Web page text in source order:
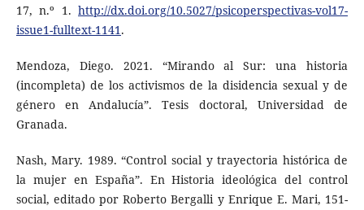
17, n.º 1.http://dx.doi.org/10.5027/psicoperspectivas-vol17-
issue1-fulltext-1141.
Mendoza, Diego. 2021. “Mirando al Sur: una historia
(incompleta) de los activismos de la disidencia sexual y de
género en Andalucía”. Tesis doctoral, Universidad de
Granada.
Nash, Mary. 1989. “Control social y trayectoria histórica de
la mujer en España”. En Historia ideológica del control
social, editado por Roberto Bergalli y Enrique E. Mari, 151-